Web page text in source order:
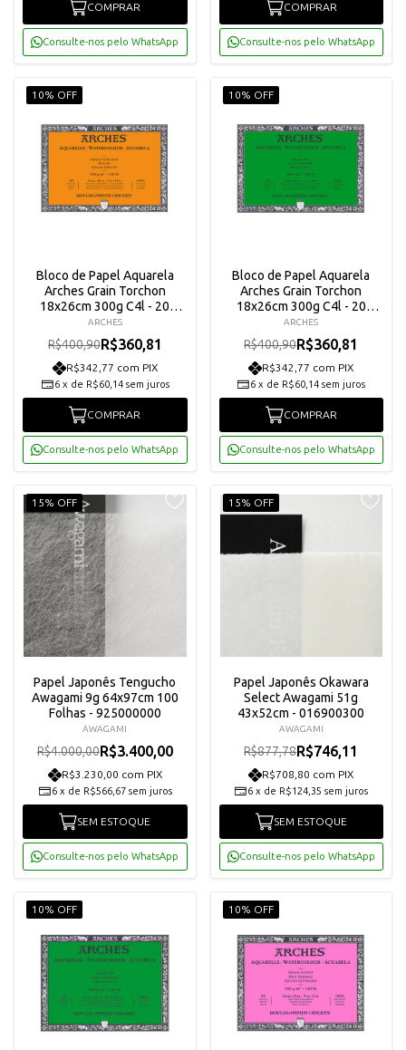
COMPRAR
Consulte-nos pelo WhatsApp
COMPRAR
Consulte-nos pelo WhatsApp
10% OFF
Bloco de Papel Aquarela
Arches Grain Torchon
18x26cm 300g C4l - 20
Folhas - A1795083
ARCHES
R$400,90R$360,81
R$342,77 com PIX
6 x de R$60,14 sem juros
COMPRAR
Consulte-nos pelo WhatsApp
10% OFF
Bloco de Papel Aquarela
Arches Grain Torchon
18x26cm 300g C4l - 20
Folhas - A1795058
ARCHES
R$400,90R$360,81
R$342,77 com PIX
6 x de R$60,14 sem juros
COMPRAR
Consulte-nos pelo WhatsApp
15% OFF
Papel Japonês Tengucho
Awagami 9g 64x97cm 100
Folhas - 925000000
AWAGAMI
R$4.000,00R$3.400,00
R$3.230,00 com PIX
6 x de R$566,67 sem juros
SEM ESTOQUE
Consulte-nos pelo WhatsApp
15% OFF
Papel Japonês Okawara
Select Awagami 51g
43x52cm - 016900300
AWAGAMI
R$877,78R$746,11
R$708,80 com PIX
6 x de R$124,35 sem juros
SEM ESTOQUE
Consulte-nos pelo WhatsApp
10% OFF 10% OFF